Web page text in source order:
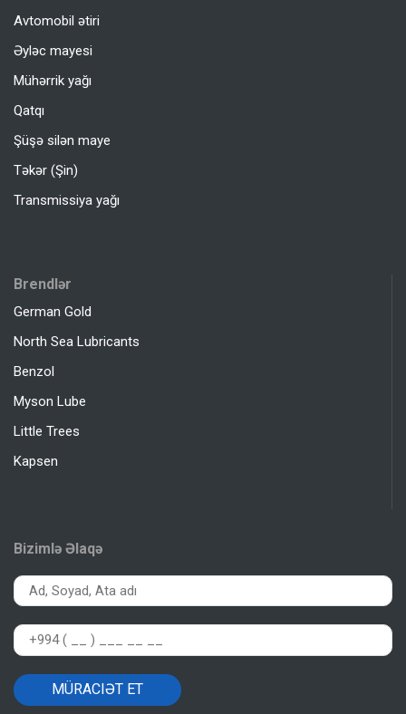
Avtomobil ətiri
Əyləc mayesi
Mühərrik yağı
Qatqı
Şüşə silən maye
Təkər (Şin)
Transmissiya yağı
Brendlər
German Gold
North Sea Lubricants
Benzol
Myson Lube
Little Trees
Kapsen
Bizimlə Əlaqə